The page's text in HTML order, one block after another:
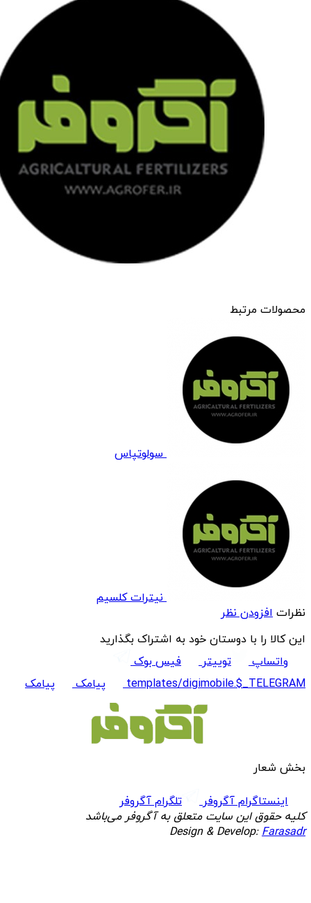
محصولات مرتبط
سولوتپاس
نیترات کلسیم
نظرات افزودن نظر
این کالا را با دوستان خود به اشتراک بگذارید
واتساپ
توییتر
فیس بوک
templates/digimobile.$_TELEGRAM
پیامک پیامک
بخش شعار
اینستاگرام آگروفر
تلگرام آگروفر
کلیه حقوق این سایت متعلق به آگروفر می‌باشد
Design & Develop:Farasadr